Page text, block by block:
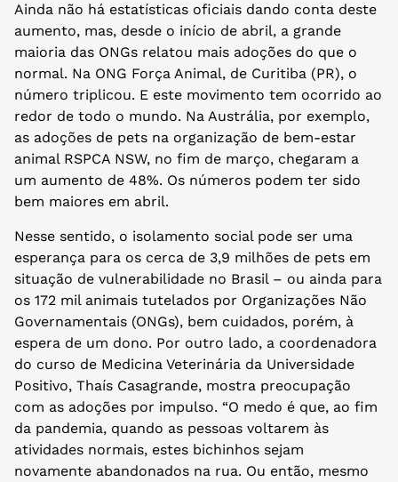
Ainda não há estatísticas oficiais dando conta deste
aumento, mas, desde o início de abril, a grande
maioria das ONGs relatou mais adoções do que o
normal. Na ONG Força Animal, de Curitiba (PR), o
número triplicou. E este movimento tem ocorrido ao
redor de todo o mundo. Na Austrália, por exemplo,
as adoções de pets na organização de bem-estar
animal RSPCA NSW, no fim de março, chegaram a
um aumento de 48%. Os números podem ter sido
bem maiores em abril.
Nesse sentido, o isolamento social pode ser uma
esperança para os cerca de 3,9 milhões de pets em
situação de vulnerabilidade no Brasil – ou ainda para
os 172 mil animais tutelados por Organizações Não
Governamentais (ONGs), bem cuidados, porém, à
espera de um dono. Por outro lado, a coordenadora
do curso de Medicina Veterinária da Universidade
Positivo, Thaís Casagrande, mostra preocupação
com as adoções por impulso. “O medo é que, ao fim
da pandemia, quando as pessoas voltarem às
atividades normais, estes bichinhos sejam
novamente abandonados na rua. Ou então, mesmo